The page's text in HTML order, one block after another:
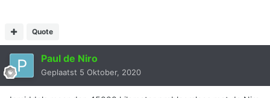
Quote
Paul de Niro
Geplaatst 5 Oktober, 2020